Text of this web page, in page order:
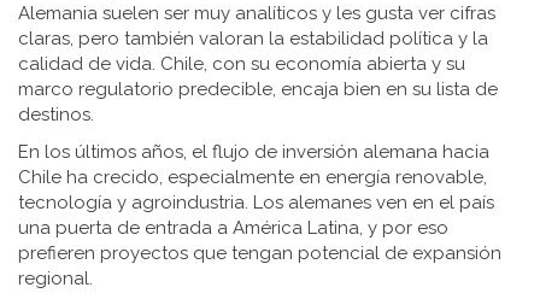
Alemania suelen ser muy analíticos y les gusta ver cifras
claras, pero también valoran la estabilidad política y la
calidad de vida. Chile, con su economía abierta y su
marco regulatorio predecible, encaja bien en su lista de
destinos.
En los últimos años, el flujo de inversión alemana hacia
Chile ha crecido, especialmente en energía renovable,
tecnología y agroindustria. Los alemanes ven en el país
una puerta de entrada a América Latina, y por eso
prefieren proyectos que tengan potencial de expansión
regional.